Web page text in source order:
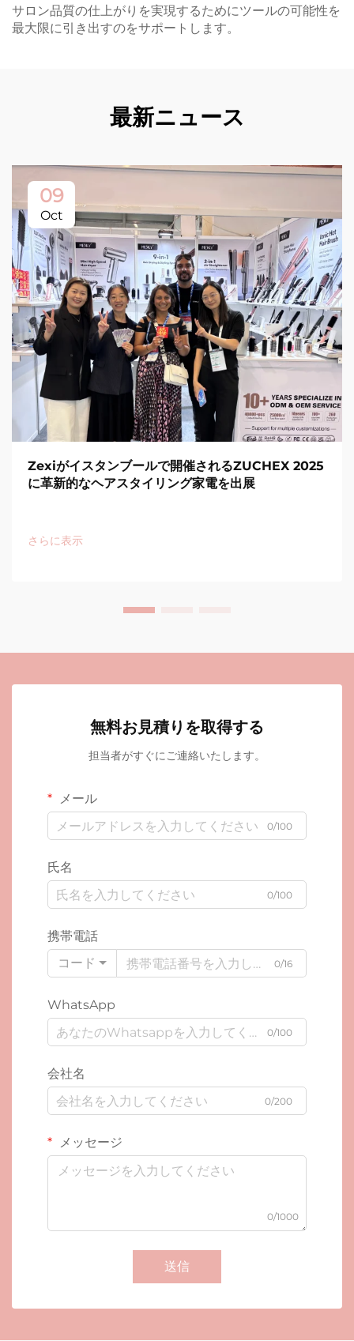
サロン品質の仕上がりを実現するためにツールの可能性を
最大限に引き出すのをサポートします。
最新ニュース
09
Oct
Zexiがイスタンブールで開催されるZUCHEX 2025
に革新的なヘアスタイリング家電を出展
さらに表示
無料お見積りを取得する
担当者がすぐにご連絡いたします。
メール
0/100
氏名
0/100
携帯電話
コード
0/16
WhatsApp
0/100
会社名
0/200
メッセージ
0/1000
送信